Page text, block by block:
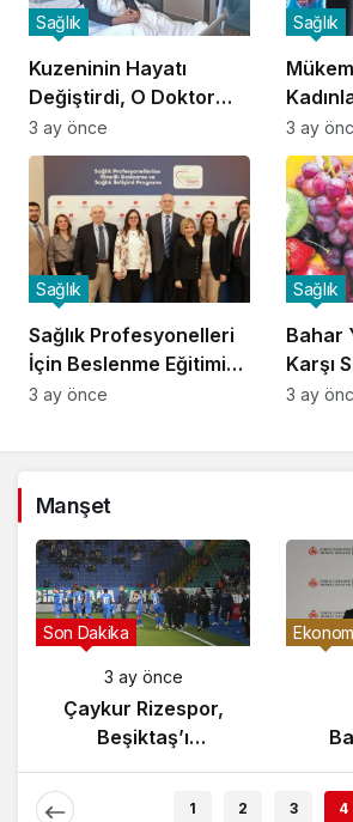
Kuzeninin Hayatı
Değiştirdi, O Doktor
Oldu!
Sağlık
3 ay önce
Sağlık
3 ay
Sağlık Profesyonelleri
İçin Beslenme Eğitimi
Başladı
Sağlık
3 ay önce
Bahar
Karşı
Sağlık
3 ay
Manşet
Gündem
3 ay önce
Yunanistan’da
Zeybek Tartışması
Alevlendi!
Son
1 2 3 4